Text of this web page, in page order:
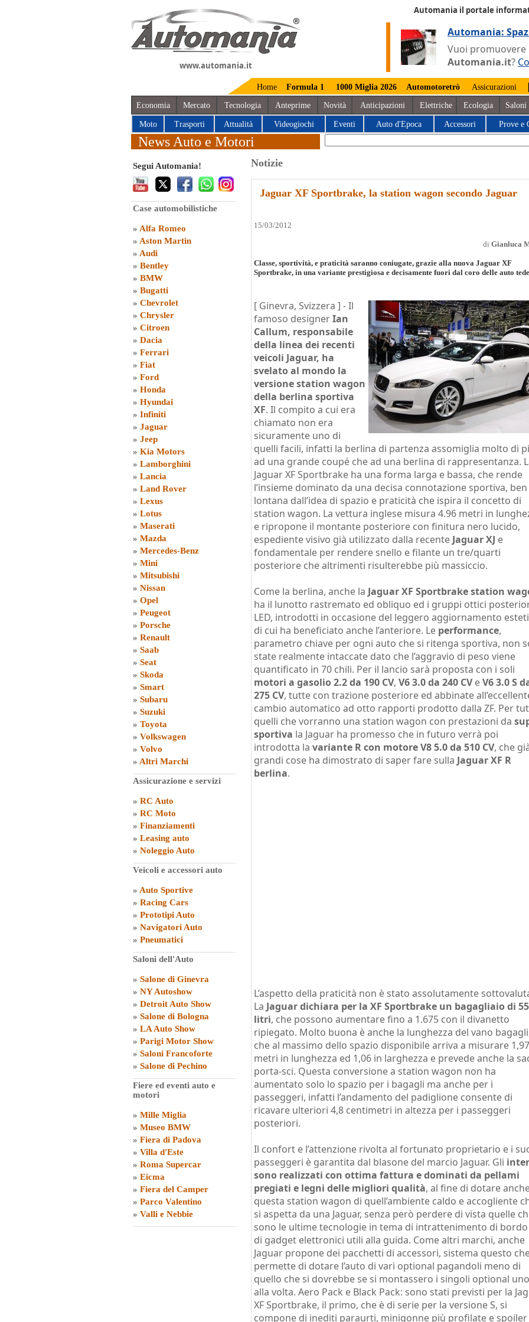
www.automania.it
Automania il portale
Automania:
Vuoi promuovere
Automania.it?
Home Formula 1 1000 Miglia 2026 Automotoretrò Assicurazioni |
Economia Mercato Tecnologia Anteprime Novità Anticipazioni Elettriche Ecologia Saloni
Moto Trasporti Attualità Videogiochi Eventi Auto d'Epoca Accessori Prove e
News Auto e Motori
Segui Automania!
Case automobilistiche
» Alfa Romeo
» Aston Martin
» Audi
» Bentley
» BMW
» Bugatti
» Chevrolet
» Chrysler
» Citroen
» Dacia
» Ferrari
» Fiat
» Ford
» Honda
» Hyundai
» Infiniti
» Jaguar
» Jeep
» Kia Motors
» Lamborghini
» Lancia
» Land Rover
» Lexus
» Lotus
» Maserati
» Mazda
» Mercedes-Benz
» Mini
» Mitsubishi
» Nissan
» Opel
» Peugeot
» Porsche
» Renault
» Saab
» Seat
» Skoda
» Smart
» Subaru
» Suzuki
» Toyota
» Volkswagen
» Volvo
» Altri Marchi
Assicurazione e servizi
» RC Auto
» RC Moto
» Finanziamenti
» Leasing auto
» Noleggio Auto
Veicoli e accessori auto
» Auto Sportive
» Racing Cars
» Prototipi Auto
» Navigatori Auto
» Pneumatici
Saloni dell'Auto
» Salone di Ginevra
» NY Autoshow
» Detroit Auto Show
» Salone di Bologna
» LA Auto Show
» Parigi Motor Show
» Saloni Francoforte
» Salone di Pechino
Fiere ed eventi auto e
motori
» Mille Miglia
» Museo BMW
» Fiera di Padova
» Villa d'Este
» Roma Supercar
» Eicma
» Fiera del Camper
» Parco Valentino
» Valli e Nebbie
Notizie
Jaguar XF Sportbrake, la station wagon secondo Jaguar
15/03/2012
di Gianluca
Classe, sportività, e praticità saranno coniugate, grazie alla nuova Jaguar XF
Sportbrake, in una variante prestigiosa e decisamente fuori dal coro delle auto
[ Ginevra, Svizzera ] -Il
famoso designerIan
Callum, responsabile
della linea dei recenti
veicoli Jaguar, ha
svelato al mondo la
versione station wagon
della berlina sportiva
XF. Il compito a cui era
chiamato non era
sicuramente uno di
quelli facili, infatti la berlina di partenza assomiglia molto di
ad una grande coupé che ad una berlina di rappresentanza.
Jaguar XF Sportbrake ha una forma larga e bassa, che rende
l’insieme dominato da una decisa connotazione sportiva, ben
lontana dall’idea di spazio e praticità che ispira il concetto di
station wagon. La vettura inglese misura 4.96 metri in
e ripropone il montante posteriore con finitura nero lucido,
espediente visivo già utilizzato dalla recente Jaguar XJ e
fondamentale per rendere snello e filante un tre/quarti
posteriore che altrimenti risulterebbe più massiccio.
Come la berlina, anche la Jaguar XF Sportbrake station
ha il lunotto rastremato ed obliquo ed i gruppi ottici
LED, introdotti in occasione del leggero aggiornamento
di cui ha beneficiato anche l’anteriore. Le performance,
parametro chiave per ogni auto che si ritenga sportiva, non
state realmente intaccate dato che l’aggravio di peso viene
quantificato in 70 chili. Per il lancio sarà proposta con i soli
motori a gasolio 2.2 da 190 CV, V6 3.0 da 240 CVeV6 3.0 S
275 CV, tutte con trazione posteriore ed abbinate
cambio automatico ad otto rapporti prodotto dalla ZF. Per
quelli che vorranno una station wagon con prestazioni da
sportiva la Jaguar ha promesso che in futuro verrà poi
introdotta la variante R con motore V8 5.0 da 510 CV, che
grandi cose ha dimostrato di saper fare sulla Jaguar XF R
berlina.
L’aspetto della praticità non è stato assolutamente
La Jaguar dichiara per la XF Sportbrake un bagagliaio di
litri, che possono aumentare fino a 1.675 con il divanetto
ripiegato. Molto buona è anche la lunghezza del vano
che al massimo dello spazio disponibile arriva a misurare 1,97
metri in lunghezza ed 1,06 in larghezza e prevede anche la
porta-sci. Questa conversione a station wagon non ha
aumentato solo lo spazio per i bagagli ma anche per i
passeggeri, infatti l’andamento del padiglione consente di
ricavare ulteriori 4,8 centimetri in altezza per i passeggeri
posteriori.
Il confort e l’attenzione rivolta al fortunato proprietario e i
passeggeri è garantita dal blasone del marcio Jaguar. Gli
sono realizzati con ottima fattura e dominati da pellami
pregiati e legni delle migliori qualità, al fine di dotare
questa station wagon di quell’ambiente caldo e accogliente
si aspetta da una Jaguar, senza però perdere di vista quelle
sono le ultime tecnologie in tema di intrattenimento di
di gadget elettronici utili alla guida. Come altri marchi, anche
Jaguar propone dei pacchetti di accessori, sistema questo
permette di dotare l’auto di vari optional pagandoli meno di
quello che si dovrebbe se si montassero i singoli optional uno
alla volta. Aero Pack e Black Pack: sono stati previsti per la
XF Sportbrake, il primo, che è di serie per la versione S, si
compone di inediti paraurti, minigonne più profilate e spoiler